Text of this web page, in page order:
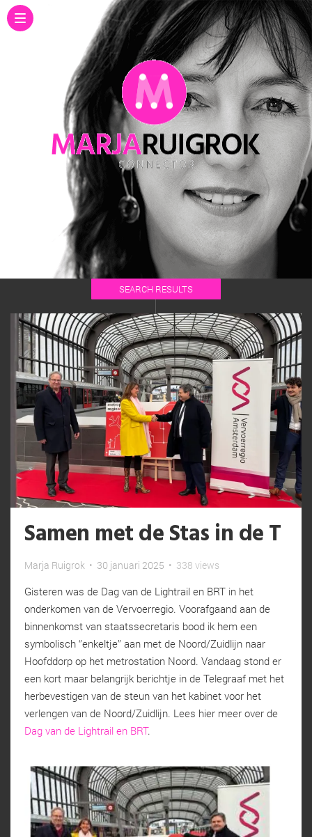
SEARCH RESULTS
Samen met de Stas in de T
Marja Ruigrok • 30 januari 2025 • 338 views
Gisteren was de Dag van de Lightrail en BRT in het
onderkomen van de Vervoerregio. Voorafgaand aan de
binnenkomst van staatssecretaris bood ik hem een
symbolisch ‘’enkeltje’’ aan met de Noord/Zuidlijn naar
Hoofddorp op het metrostation Noord. Vandaag stond er
een kort maar belangrijk berichtje in de Telegraaf met het
herbevestigen van de steun van het kabinet voor het
verlengen van de Noord/Zuidlijn. Lees hier meer over de
Dag van de Lightrail en BRT.